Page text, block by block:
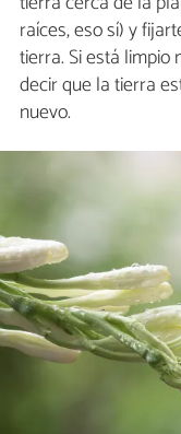
raíces, eso sí) y
tierra. Si está
decir que la tierra
nuevo.